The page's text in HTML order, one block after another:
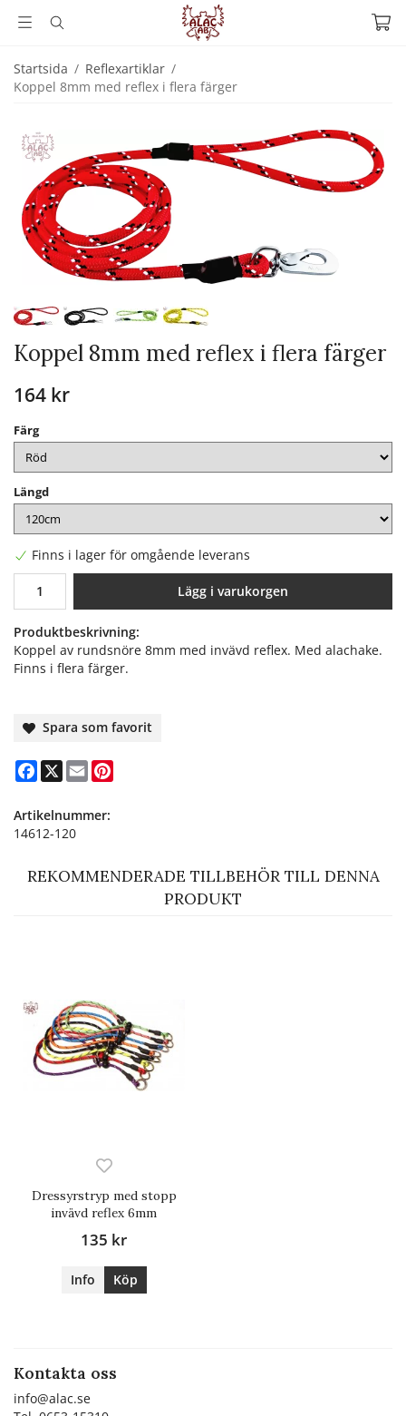
Startsida / Reflexartiklar /
Koppel 8mm med reflex i flera färger
Koppel 8mm med reflex i flera färger
164 kr
Färg
Längd
Finns i lager för omgående leverans
Lägg i varukorgen
Produktbeskrivning:
Koppel av rundsnöre 8mm med invävd reflex. Med alachake.
Finns i flera färger.
Spara som favorit
Facebook
X Email
Artikelnummer:
14612-120
REKOMMENDERADE TILLBEHÖR TILL DENNA
PRODUKT
Dressyrstryp med stopp
invävd reflex 6mm
135 kr
Info Köp
Kontakta oss
info@alac.se